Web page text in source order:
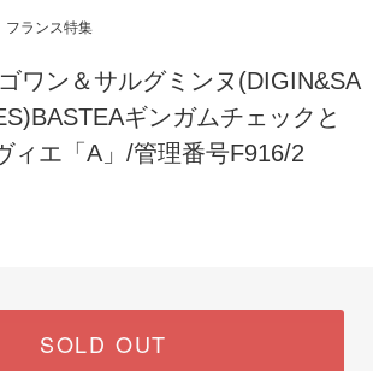
フランス特集
ワン＆サルグミンヌ(DIGIN&SA
ギンガムチェックと
ィエ「A」/管理番号F916/2
SOLD OUT